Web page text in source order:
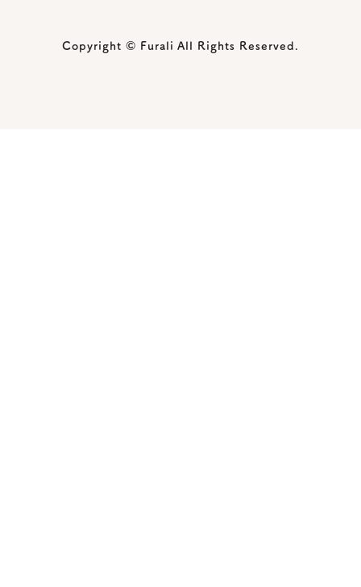
Copyright © Furali All Rights Reserved.